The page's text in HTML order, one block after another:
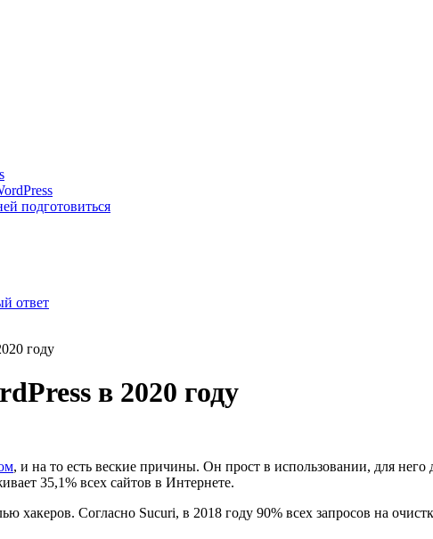
подготовиться
ответ
году
в 2020 году
, и на то есть веские причины. Он прост в использовании, для
35,1% всех сайтов в Интернете.
хакеров. Согласно Sucuri, в 2018 году 90% всех запросов на